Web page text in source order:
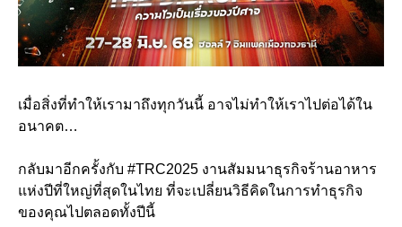
เมื่อสิ่งที่ทำให้เรามาถึงทุกวันนี้ อาจไม่ทำให้เราไปต่อได้ใน
อนาคต…
กลับมาอีกครั้งกับ #TRC2025 งานสัมมนาธุรกิจร้านอาหาร
แห่งปีที่ใหญ่ที่สุดในไทย ที่จะเปลี่ยนวิธีคิดในการทำธุรกิจ
ของคุณไปตลอดทั้งปีนี้